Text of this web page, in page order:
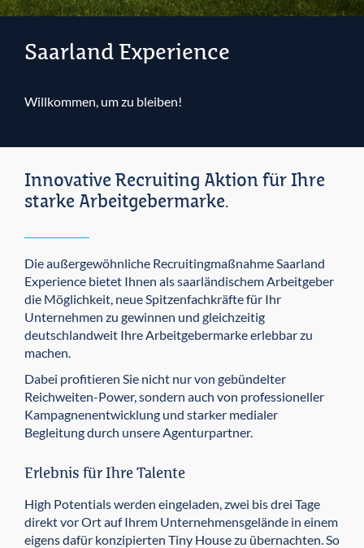
Saarland Experience
Willkommen, um zu bleiben!
Innovative Recruiting Aktion für Ihre
starke Arbeitgebermarke.
Die außergewöhnliche Recruitingmaßnahme Saarland
Experience bietet Ihnen als saarländischem Arbeitgeber
die Möglichkeit, neue Spitzenfachkräfte für Ihr
Unternehmen zu gewinnen und gleichzeitig
deutschlandweit Ihre Arbeitgebermarke erlebbar zu
machen.
Dabei profitieren Sie nicht nur von gebündelter
Reichweiten-Power, sondern auch von professioneller
Kampagnenentwicklung und starker medialer
Begleitung durch unsere Agenturpartner.
Erlebnis für Ihre Talente
High Potentials werden eingeladen, zwei bis drei Tage
direkt vor Ort auf Ihrem Unternehmensgelände in einem
eigens dafür konzipierten Tiny House zu übernachten. So